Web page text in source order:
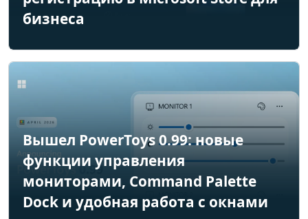
бизнеса
Вышел PowerToys 0.99: новые
функции управления
мониторами, Command Palette
Dock и удобная работа с окнами